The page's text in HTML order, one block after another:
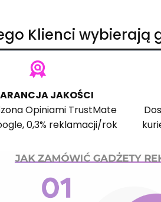
Klienci wybierają
JAKOŚCI
Opiniami TrustMate
, 0,3% reklamacji/rok